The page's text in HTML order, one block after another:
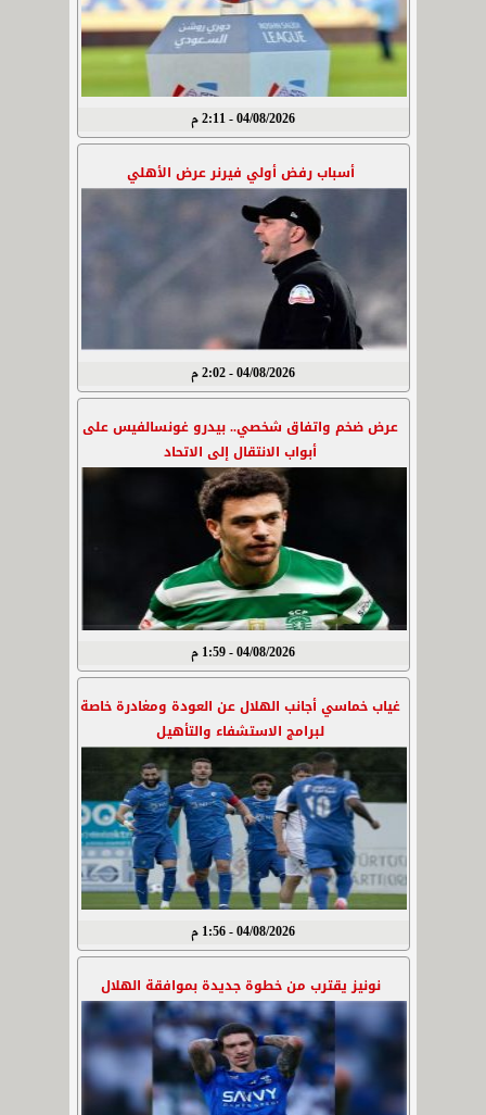
04/08/2026 - 2:11 م
أسباب رفض أولي فيرنر عرض الأهلي
04/08/2026 - 2:02 م
عرض ضخم واتفاق شخصي.. بيدرو غونسالفيس على
أبواب الانتقال إلى الاتحاد
04/08/2026 - 1:59 م
غياب خماسي أجانب الهلال عن العودة ومغادرة خاصة
لبرامج الاستشفاء والتأهيل
04/08/2026 - 1:56 م
نونيز يقترب من خطوة جديدة بموافقة الهلال